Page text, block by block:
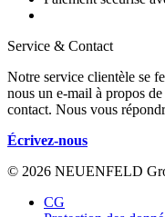
Service & Contact
Notre service clientèle se
nous un e-mail à propos
contact. Nous vous
Écrivez-nous
© 2026 NEUENFELD
CG